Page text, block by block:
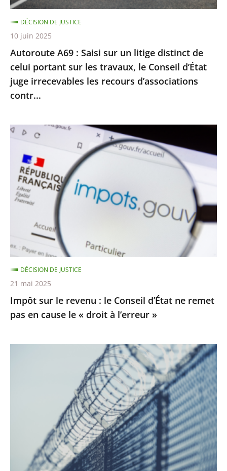
celui
portant
sur
les
travaux,
le
Conseil
juge
irrecevables
recours
d’associations
contr...
Autoroute A69 : Saisi sur un litige distinct de
celui portant sur les travaux, le Conseil d’État
juge irrecevables les recours d’associations
contr...
DÉCISION DE JUSTICE
10 juin 2025
Impôt
revenu
le
d’État
ne
remet
pas
en
cause
le
droit
Impôt sur le revenu : le Conseil d’État ne remet
pas en cause le « droit à l’erreur »
DÉCISION DE JUSTICE
21 mai 2025
atteinte